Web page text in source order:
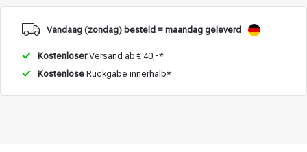
Vandaag (zondag) besteld = maandag geleverd
KostenloserVersand ab € 40,-*
Kostenlose Rückgabe innerhalb*